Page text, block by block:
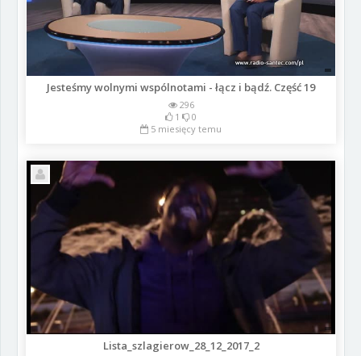
Jesteśmy wolnymi wspólnotami - łącz i bądź. Część 19
296
1
0
5 miesięcy temu
Lista_szlagierow_28_12_2017_2